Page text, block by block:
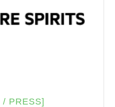
/ PRESS]